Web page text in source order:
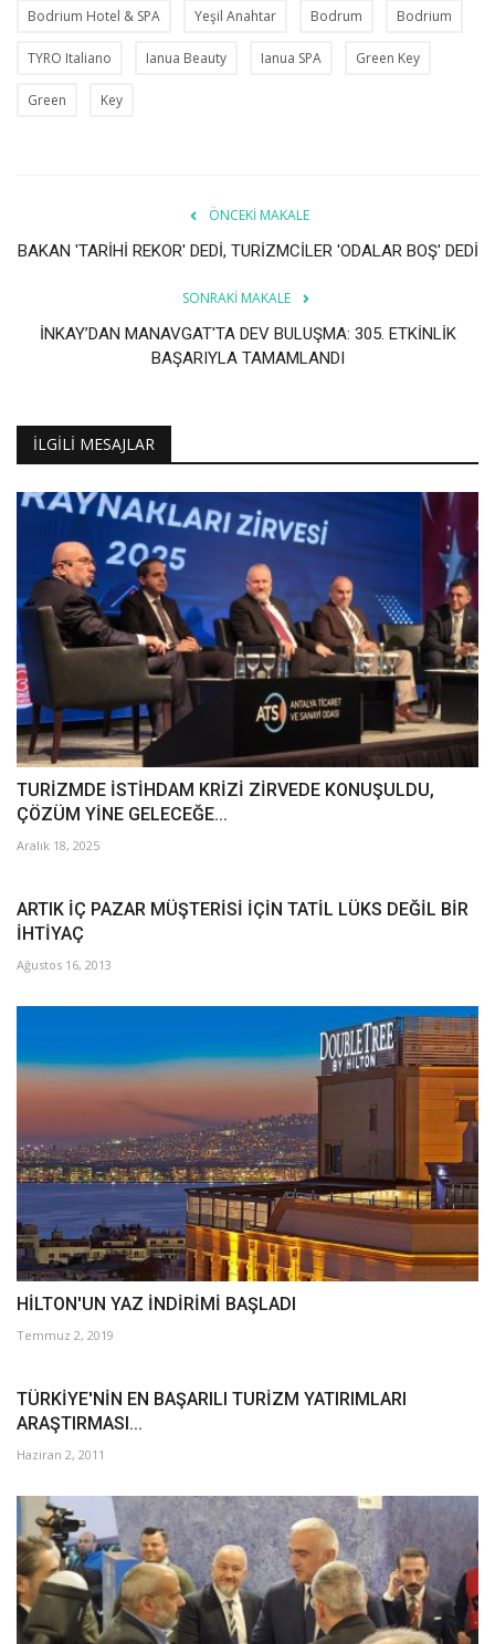
Bodrium Hotel & SPA Yeşil Anahtar Bodrum Bodrium
TYRO Italiano Ianua Beauty Ianua SPA Green Key
Green Key
ÖNCEKI MAKALE
BAKAN 'TARİHİ REKOR' DEDİ, TURİZMCİLER 'ODALAR BOŞ' DEDİ
SONRAKI MAKALE
İNKAY’DAN MANAVGAT'TA DEV BULUŞMA: 305. ETKİNLİK
BAŞARIYLA TAMAMLANDI
İLGILI MESAJLAR
TURİZMDE İSTİHDAM KRİZİ ZİRVEDE KONUŞULDU,
ÇÖZÜM YİNE GELECEĞE...
Aralık 18, 2025
ARTIK İÇ PAZAR MÜŞTERİSİ İÇİN TATİL LÜKS DEĞİL BİR
İHTİYAÇ
Ağustos 16, 2013
HİLTON'UN YAZ İNDİRİMİ BAŞLADI
Temmuz 2, 2019
TÜRKİYE'NİN EN BAŞARILI TURİZM YATIRIMLARI
ARAŞTIRMASI...
Haziran 2, 2011